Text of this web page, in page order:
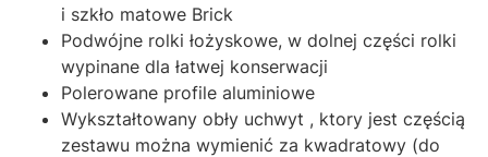
i szkło matowe Brick
Podwójne rolki łożyskowe, w dolnej części rolki
wypinane dla łatwej konserwacji
Polerowane profile aluminiowe
Wykształtowany obły uchwyt , ktory jest częścią
zestawu można wymienić za kwadratowy (do